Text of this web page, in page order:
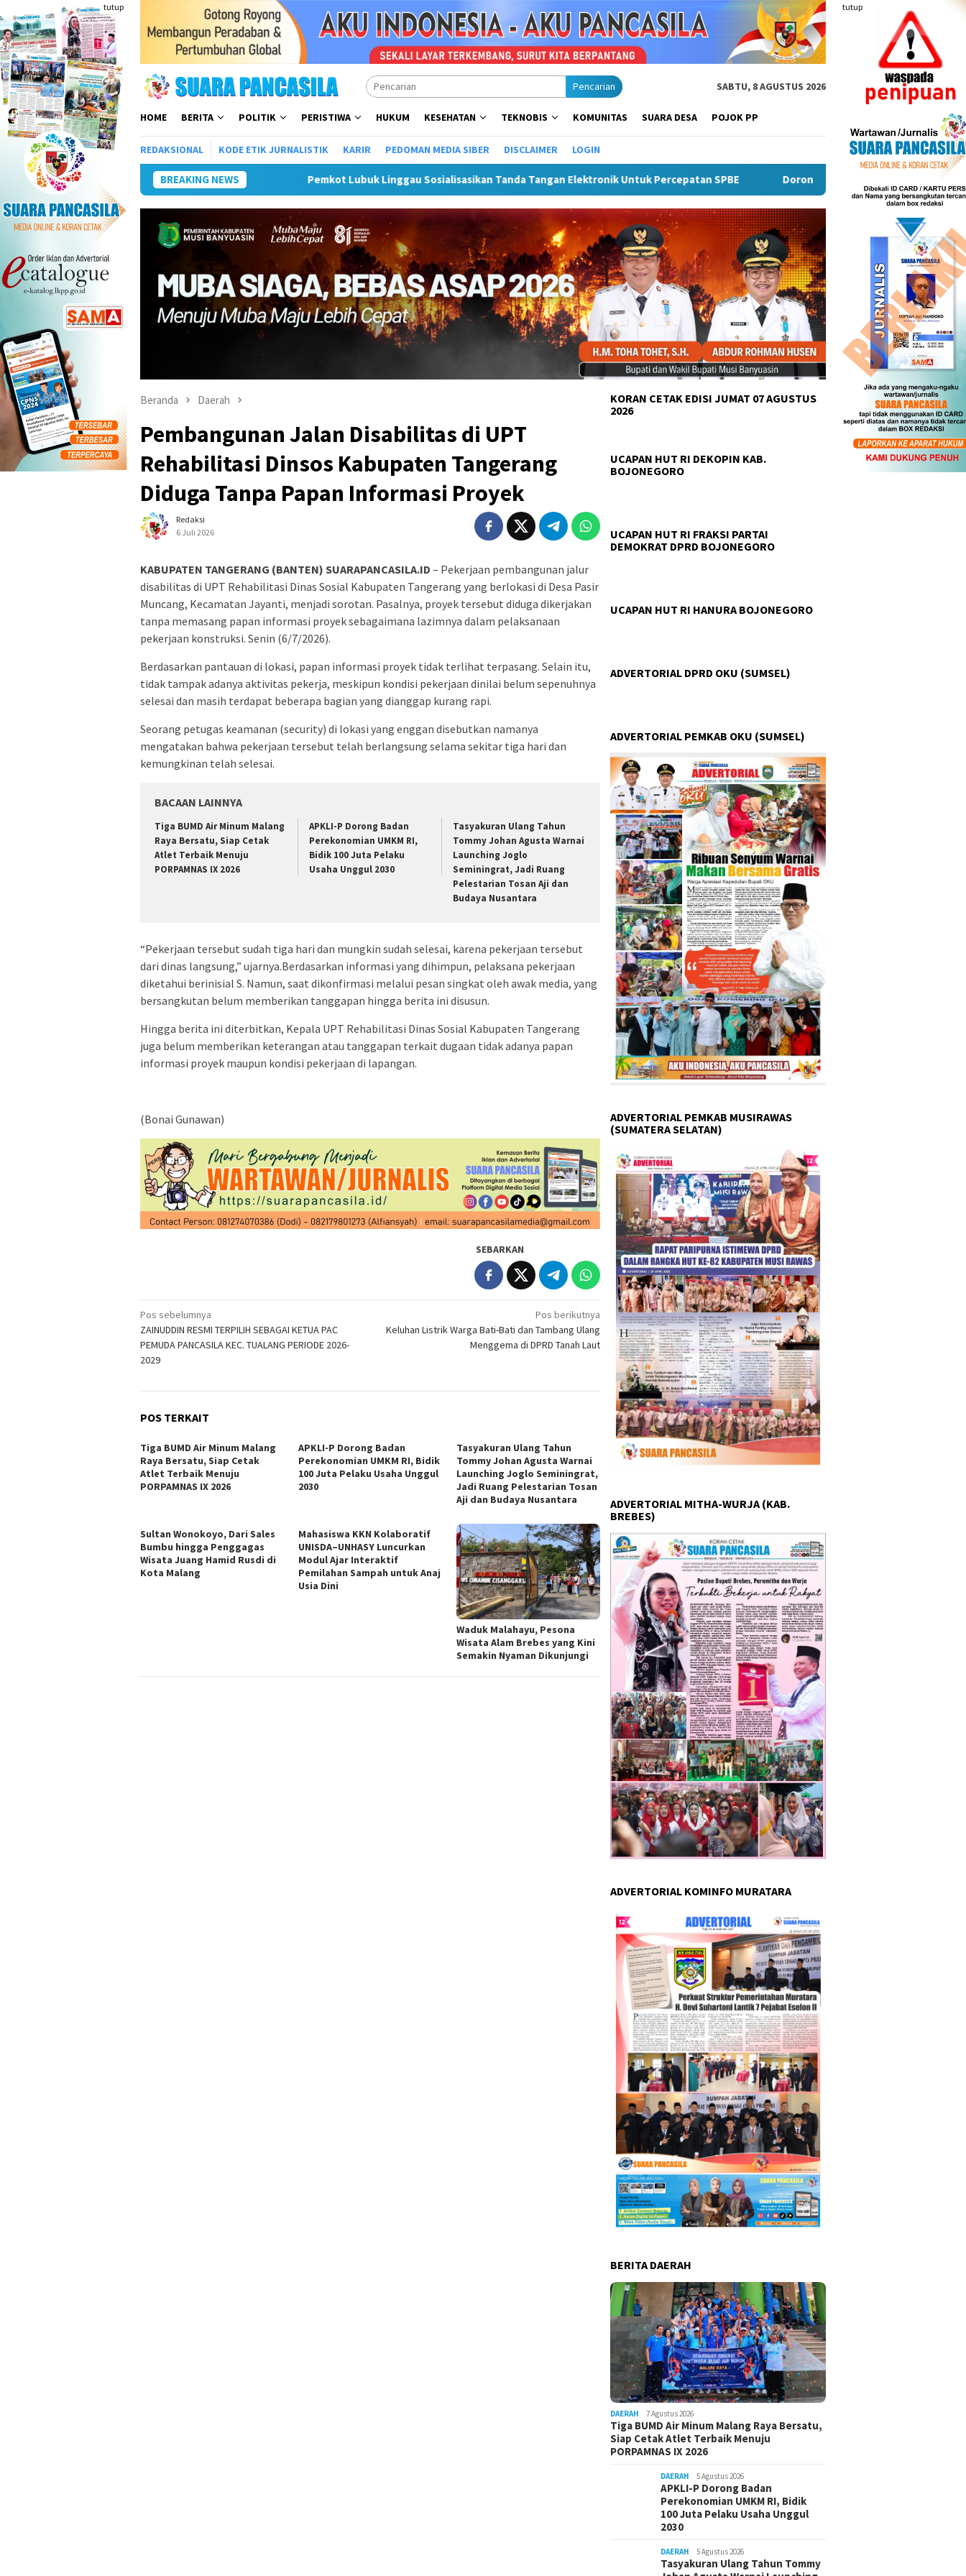
ke
konten
tutup tutup
Pencarian SABTU, 8 AGUSTUS 2026
HOME BERITA POLITIK PERISTIWA HUKUM KESEHATAN TEKNOBIS KOMUNITAS SUARA DESA POJOK PP
REDAKSIONAL KODE ETIK JURNALISTIK KARIR PEDOMAN MEDIA SIBER DISCLAIMER LOGIN
BREAKING NEWS
Pemkot Lubuk Linggau Sosialisasikan Tanda Tangan Elektronik Untuk Percepatan SPBE Dorong UMKM Naik Kelas, Ratu Dewa Tekankan Pentingnya
Beranda Daerah
Pembangunan Jalan Disabilitas di UPT
Rehabilitasi Dinsos Kabupaten Tangerang
Diduga Tanpa Papan Informasi Proyek
Redaksi
6 Juli 2026
KABUPATEN TANGERANG (BANTEN) SUARAPANCASILA.ID – Pekerjaan pembangunan jalur
disabilitas di UPT Rehabilitasi Dinas Sosial Kabupaten Tangerang yang berlokasi di Desa Pasir
Muncang, Kecamatan Jayanti, menjadi sorotan. Pasalnya, proyek tersebut diduga dikerjakan
tanpa memasang papan informasi proyek sebagaimana lazimnya dalam pelaksanaan
pekerjaan konstruksi. Senin (6/7/2026).
Berdasarkan pantauan di lokasi, papan informasi proyek tidak terlihat terpasang. Selain itu,
tidak tampak adanya aktivitas pekerja, meskipun kondisi pekerjaan dinilai belum sepenuhnya
selesai dan masih terdapat beberapa bagian yang dianggap kurang rapi.
Seorang petugas keamanan (security) di lokasi yang enggan disebutkan namanya
mengatakan bahwa pekerjaan tersebut telah berlangsung selama sekitar tiga hari dan
kemungkinan telah selesai.
BACAAN LAINNYA
Tiga BUMD Air Minum Malang
Raya Bersatu, Siap Cetak
Atlet Terbaik Menuju
PORPAMNAS IX 2026
APKLI-P Dorong Badan
Perekonomian UMKM RI,
Bidik 100 Juta Pelaku
Usaha Unggul 2030
Tasyakuran Ulang Tahun
Tommy Johan Agusta Warnai
Launching Joglo
Seminingrat, Jadi Ruang
Pelestarian Tosan Aji dan
Budaya Nusantara
“Pekerjaan tersebut sudah tiga hari dan mungkin sudah selesai, karena pekerjaan tersebut
dari dinas langsung,” ujarnya.Berdasarkan informasi yang dihimpun, pelaksana pekerjaan
diketahui berinisial S. Namun, saat dikonfirmasi melalui pesan singkat oleh awak media, yang
bersangkutan belum memberikan tanggapan hingga berita ini disusun.
Hingga berita ini diterbitkan, Kepala UPT Rehabilitasi Dinas Sosial Kabupaten Tangerang
juga belum memberikan keterangan atau tanggapan terkait dugaan tidak adanya papan
informasi proyek maupun kondisi pekerjaan di lapangan.
(Bonai Gunawan)
SEBARKAN
Navigasi
pos
Pos sebelumnya
ZAINUDDIN RESMI TERPILIH SEBAGAI KETUA PAC
PEMUDA PANCASILA KEC. TUALANG PERIODE 2026-
2029
Pos berikutnya
Keluhan Listrik Warga Bati-Bati dan Tambang Ulang
Menggema di DPRD Tanah Laut
POS TERKAIT
Tiga BUMD Air Minum Malang
Raya Bersatu, Siap Cetak
Atlet Terbaik Menuju
PORPAMNAS IX 2026
APKLI-P Dorong Badan
Perekonomian UMKM RI, Bidik
100 Juta Pelaku Usaha Unggul
2030
Tasyakuran Ulang Tahun
Tommy Johan Agusta Warnai
Launching Joglo Seminingrat,
Jadi Ruang Pelestarian Tosan
Aji dan Budaya Nusantara
Sultan Wonokoyo, Dari Sales
Bumbu hingga Penggagas
Wisata Juang Hamid Rusdi di
Kota Malang
Mahasiswa KKN Kolaboratif
UNISDA–UNHASY Luncurkan
Modul Ajar Interaktif
Pemilahan Sampah untuk Anaj
Usia Dini
Waduk Malahayu, Pesona
Wisata Alam Brebes yang Kini
Semakin Nyaman Dikunjungi
KORAN CETAK EDISI JUMAT 07 AGUSTUS
2026
UCAPAN HUT RI DEKOPIN KAB.
BOJONEGORO
UCAPAN HUT RI FRAKSI PARTAI
DEMOKRAT DPRD BOJONEGORO
UCAPAN HUT RI HANURA BOJONEGORO
ADVERTORIAL DPRD OKU (SUMSEL)
ADVERTORIAL PEMKAB OKU (SUMSEL)
ADVERTORIAL PEMKAB MUSIRAWAS
(SUMATERA SELATAN)
ADVERTORIAL MITHA-WURJA (KAB.
BREBES)
ADVERTORIAL KOMINFO MURATARA
BERITA DAERAH
DAERAH 7 Agustus 2026
Tiga BUMD Air Minum Malang Raya Bersatu,
Siap Cetak Atlet Terbaik Menuju
PORPAMNAS IX 2026
DAERAH 5 Agustus 2026
APKLI-P Dorong Badan
Perekonomian UMKM RI, Bidik
100 Juta Pelaku Usaha Unggul
2030
DAERAH 5 Agustus 2026
Tasyakuran Ulang Tahun Tommy